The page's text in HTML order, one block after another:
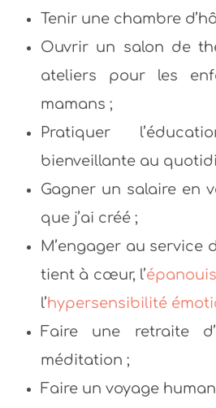
Tenir une chambre
Ouvrir un salon de
ateliers pour les
mamans ;
Pratiquer
bienveillante au
Gagner un salaire en
que j’ai créé ;
M’engager au service
tient à cœur, l’
l’hypersensibilité
Faire une retraite
méditation ;
Faire un voyage